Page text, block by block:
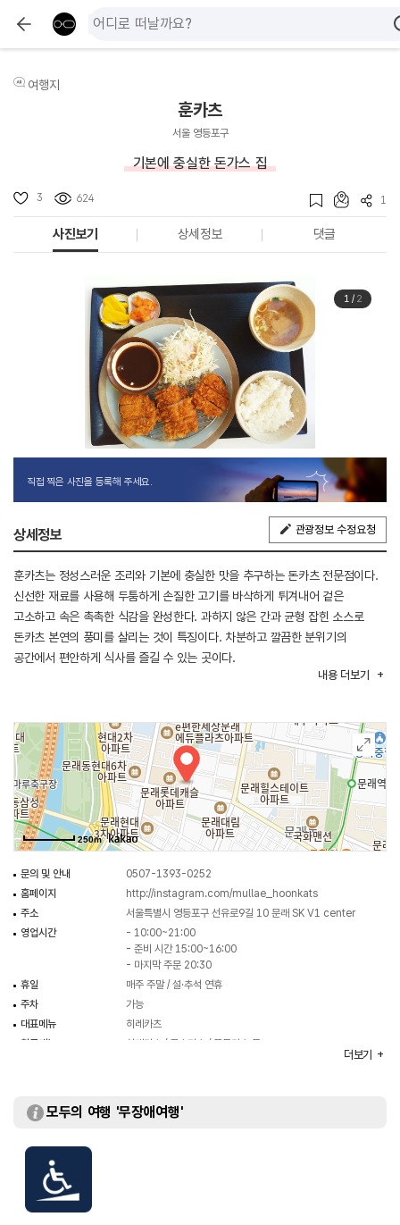
여행지
훈카츠
서울 영등포구
기본에 충실한 돈가스 집
3 624 1
사진보기 상세정보 댓글
1/ 2
직접 찍은 사진을 등록해 주세요.
상세정보 관광정보 수정요청
훈카츠는 정성스러운 조리와 기본에 충실한 맛을 추구하는 돈카츠 전문점이다.
신선한 재료를 사용해 두툼하게 손질한 고기를 바삭하게 튀겨내어 겉은
고소하고 속은 촉촉한 식감을 완성한다. 과하지 않은 간과 균형 잡힌 소스로
돈카츠 본연의 풍미를 살리는 것이 특징이다. 차분하고 깔끔한 분위기의
공간에서 편안하게 식사를 즐길 수 있는 곳이다.
내용 더보기
250m
문의 및 안내
0507-1393-0252
홈페이지
http://instagram.com/mullae_hoonkats
주소
서울특별시 영등포구 선유로9길 10 문래 SK V1 center
영업시간
- 10:00~21:00
- 준비 시간 15:00~16:00
- 마지막 주문 20:30
휴일
매주 주말 / 설·추석 연휴
주차
가능
대표메뉴
히레카츠
취급메뉴
히레카츠 / 로츠카츠 / 모듬카츠 등
더보기
모두의 여행 '무장애여행'